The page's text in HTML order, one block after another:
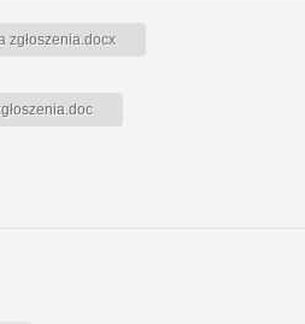
zgłoszenia.docx